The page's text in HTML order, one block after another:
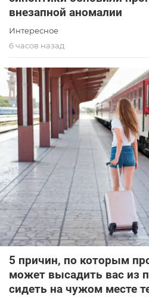
внезапной аномалии
Интересное
6 часов назад
5 причин, по которым
может высадить вас из
сидеть на чужом месте